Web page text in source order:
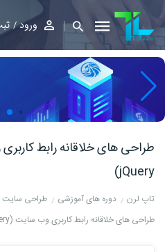
ورود
jQuery)
تاپ لرن دوره های آموزشی طراحی سایت
طراحی های خلاقانه رابط کاربری وب سایت (HTML, CSS, jQuery)